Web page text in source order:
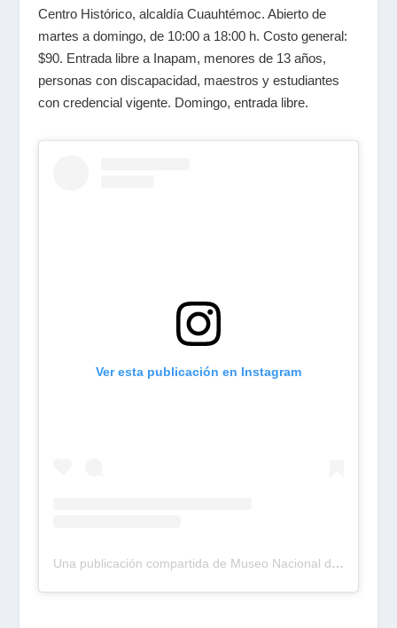
Centro Histórico, alcaldía Cuauhtémoc. Abierto de
martes a domingo, de 10:00 a 18:00 h. Costo general:
$90. Entrada libre a Inapam, menores de 13 años,
personas con discapacidad, maestros y estudiantes
con credencial vigente. Domingo, entrada libre.
Ver esta publicación en Instagram
Una publicación compartida de Museo Nacional de Arte MUNAL (@munalmx)